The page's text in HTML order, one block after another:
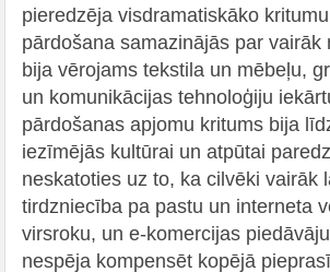
pieredzēja visdramatiskāko
pārdošana samazinājās par
bija vērojams tekstila un mēbeļu,
un komunikācijas tehnoloģiju
pārdošanas apjomu kritums bija
iezīmējās kultūrai un atpūtai
neskatoties uz to, ka cilvēki vairāk
tirdzniecība pa pastu un interneta
virsroku, un e-komercijas
nespēja kompensēt kopējā